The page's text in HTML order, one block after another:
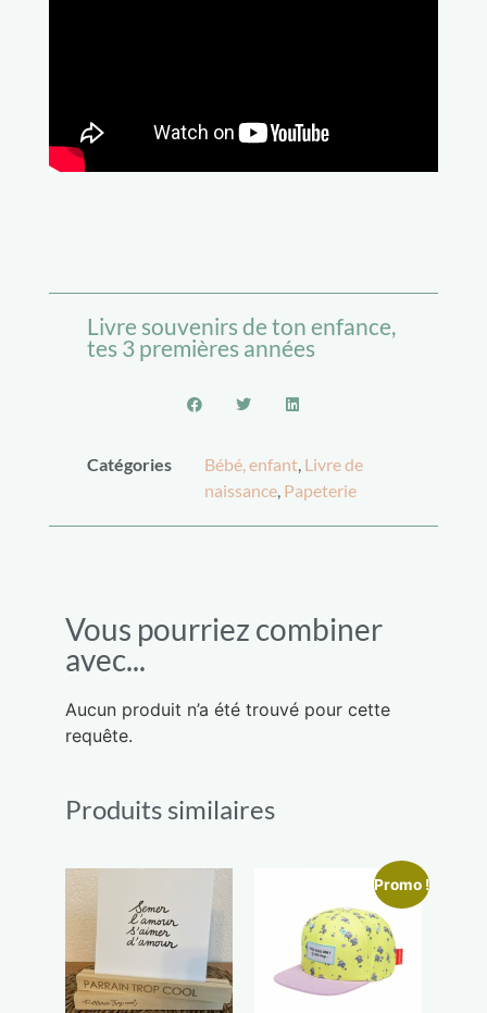
Livre souvenirs de ton enfance,
tes 3 premières années
Catégories Bébé, enfant Livre de
naissance Papeterie
Vous pourriez combiner
avec...
Aucun produit n’a été trouvé pour cette
requête.
Produits similaires
Promo !